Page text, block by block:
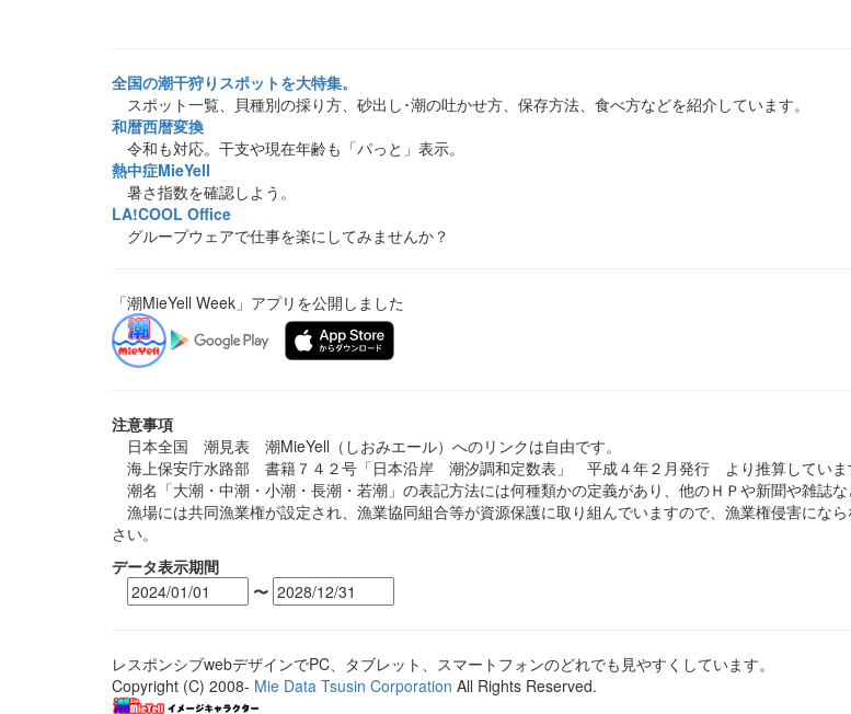
全国の潮干狩りスポットを大特集。
スポット一覧、貝種別の採り方、砂出し･潮の吐かせ方、保存方法、食べ方などを紹介しています。
和暦西暦変換
令和も対応。干支や現在年齢も「パっと」表示。
熱中症MieYell
暑さ指数を確認しよう。
LA!COOL Office
グループウェアで仕事を楽にしてみませんか？
「潮MieYell Week」アプリを公開しました
注意事項
日本全国 潮見表 潮MieYell（しおみエール）へのリンクは自由です。
海上保安庁水路部 書籍７４２号「日本沿岸 潮汐調和定数表」 平成４年２月発行 より推算していま
潮名「大潮・中潮・小潮・長潮・若潮」の表記方法には何種類かの定義があり、他のＨＰや新聞や雑誌な
漁場には共同漁業権が設定され、漁業協同組合等が資源保護に取り組んでいますので、漁業権侵害にな
さい。
データ表示期間
〜
レスポンシブwebデザインでPC、タブレット、スマートフォンのどれでも見やすくしています。
Copyright (C) 2008- Mie Data Tsusin Corporation All Rights Reserved.